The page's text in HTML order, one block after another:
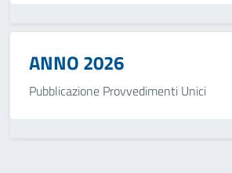
ANNO 2026
Pubblicazione Provvedimenti Unici